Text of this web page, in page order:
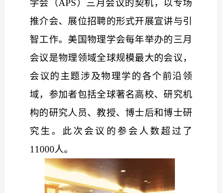
学会（APS）三月会议的契机，以专场
推介会、展位招聘的形式开展宣讲与引
智工作。美国物理学会每年举办的三月
会议是物理领域全球规模最大的会议，
会议的主题涉及物理学的各个前沿领
域，参加者包括全球著名高校、研究机
构的研究人员、教授、博士后和博士研
究生。此次会议的参会人数超过了
11000人。